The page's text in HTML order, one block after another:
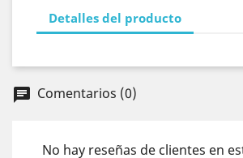
Detalles del producto
chat Comentarios (0)
No hay reseñas de clientes en